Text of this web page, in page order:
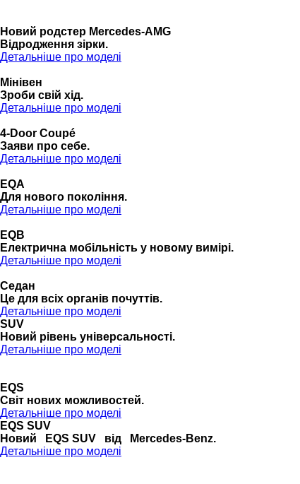
Новий родстер Mercedes-AMG
Відродження зірки.
Детальніше про моделі
Мінівен
Зроби свій хід.
Детальніше про моделі
4-Door Coupé
Заяви про себе.
Детальніше про моделі
EQA
Для нового покоління.
Детальніше про моделі
EQB
Електрична мобільність у новому вимірі.
Детальніше про моделі
Седан
Це для всіх органів почуттів.
Детальніше про моделі
SUV
Новий рівень універсальності.
Детальніше про моделі
EQS
Cвіт нових можливостей.
Детальніше про моделі
EQS SUV
Новий EQS SUV від Mercedes-Benz.
Детальніше про моделі